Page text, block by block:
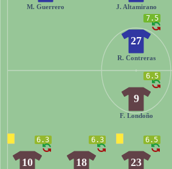
J. Altamirano
M. Guerrero
7.5
27
R. Contreras
6.3
10
6.3
18
6.5
23
6.5
9
F. Londoño